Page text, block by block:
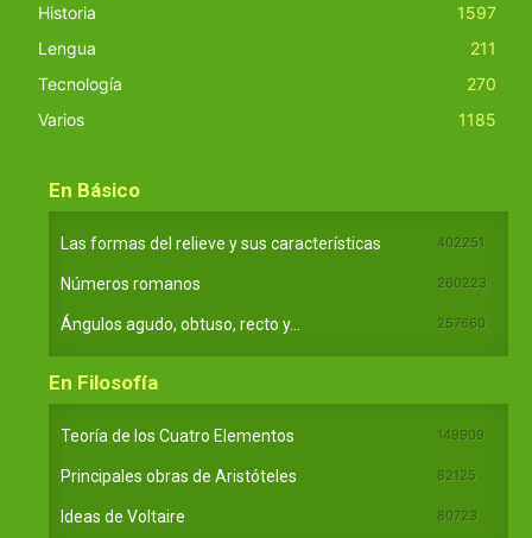
Historia
1597
Lengua
211
Tecnología
270
Varios
1185
En Básico
Las formas del relieve y sus características 402251
Números romanos 260223
Ángulos agudo, obtuso, recto y... 257660
En Filosofía
Teoría de los Cuatro Elementos 149909
Principales obras de Aristóteles 82125
Ideas de Voltaire 80723